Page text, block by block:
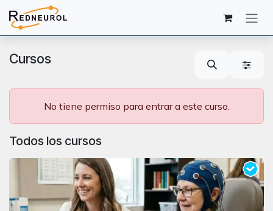
Ir al contenido
Cursos
No tiene permiso para entrar a este curso.
Todos los cursos